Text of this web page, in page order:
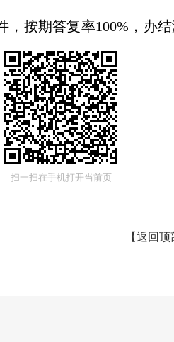
，按期答复率100% ，办
理由，确保每一件申请
以规范化、精细化管理
、安全、可用。
扫一扫在手机打开当前页
【返回顶